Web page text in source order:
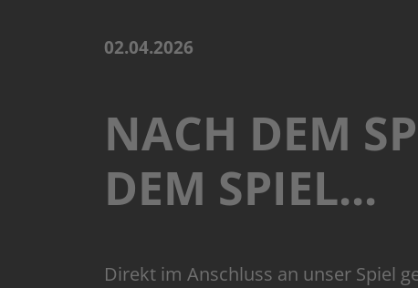
02.04.2026
NACH DEM
DEM SPIEL...
Direkt im Anschluss an unser Spiel